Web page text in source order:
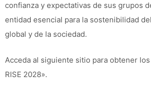
confianza y expectativas de sus grupos
entidad esencial para la sostenibilidad
global y de la sociedad.
Acceda al siguiente sitio para obtener
RISE 2028».